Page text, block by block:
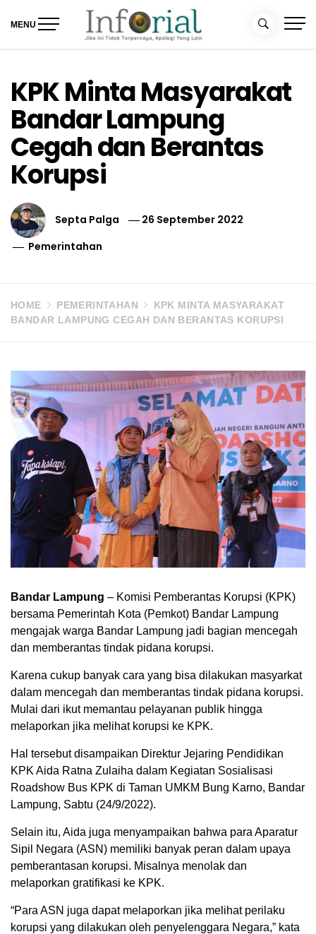
MENU
KPK Minta Masyarakat
Bandar Lampung
Cegah dan Berantas
Korupsi
Septa Palga
26 September 2022
Pemerintahan
HOME PEMERINTAHAN
KPK MINTA MASYARAKAT
BANDAR LAMPUNG CEGAH DAN BERANTAS KORUPSI
Bandar Lampung – Komisi Pemberantas Korupsi (KPK)
bersama Pemerintah Kota (Pemkot) Bandar Lampung
mengajak warga Bandar Lampung jadi bagian mencegah
dan memberantas tindak pidana korupsi.
Karena cukup banyak cara yang bisa dilakukan masyarkat
dalam mencegah dan memberantas tindak pidana korupsi.
Mulai dari ikut memantau pelayanan publik hingga
melaporkan jika melihat korupsi ke KPK.
Hal tersebut disampaikan Direktur Jejaring Pendidikan
KPK Aida Ratna Zulaiha dalam Kegiatan Sosialisasi
Roadshow Bus KPK di Taman UMKM Bung Karno, Bandar
Lampung, Sabtu (24/9/2022).
Selain itu, Aida juga menyampaikan bahwa para Aparatur
Sipil Negara (ASN) memiliki banyak peran dalam upaya
pemberantasan korupsi. Misalnya menolak dan
melaporkan gratifikasi ke KPK.
“Para ASN juga dapat melaporkan jika melihat perilaku
korupsi yang dilakukan oleh penyelenggara Negara,” kata